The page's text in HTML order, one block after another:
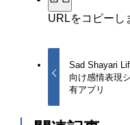
URLをコピーし
Sad Shayari
向け感情表現
有アプリ